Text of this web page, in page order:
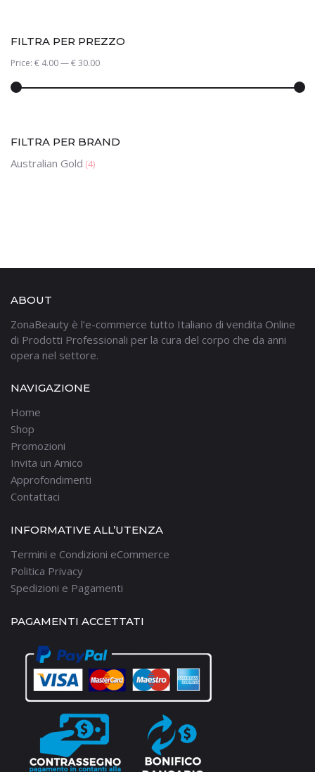
FILTRA PER PREZZO
Price: € 4.00—€ 30.00
FILTRA PER BRAND
Australian Gold (4)
ABOUT
ZonaBeauty è l’e-commerce tutto Italiano di vendita Online
di Prodotti Professionali per la cura del corpo che da anni
opera nel settore.
NAVIGAZIONE
Home
Shop
Promozioni
Invita un Amico
Approfondimenti
Contattaci
INFORMATIVE ALL’UTENZA
Termini e Condizioni eCommerce
Politica Privacy
Spedizioni e Pagamenti
PAGAMENTI ACCETTATI